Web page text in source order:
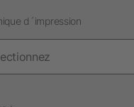
d´impression